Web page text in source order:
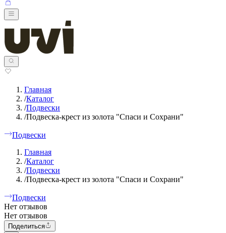
Главная
/Каталог
/Подвески
/Подвеска-крест из золота "Спаси и Сохрани"
Подвески
Главная
/Каталог
/Подвески
/Подвеска-крест из золота "Спаси и Сохрани"
Подвески
Нет отзывов
Нет отзывов
Поделиться